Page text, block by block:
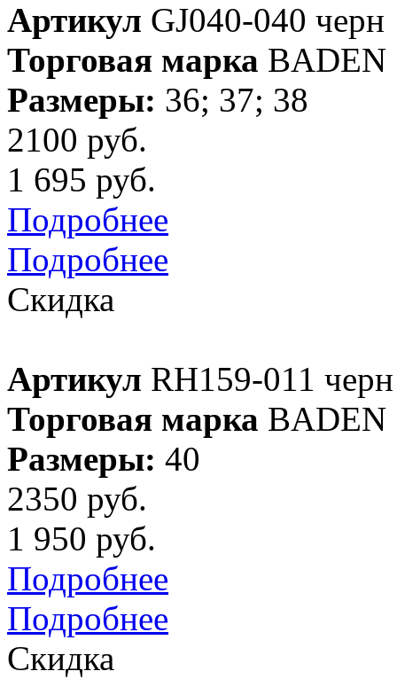
Артикул GJ040-040 черн
Торговая марка BADEN
Размеры: 36; 37; 38
2100 руб.
1 695 руб.
Подробнее
Подробнее
Скидка
Артикул RH159-011 черн
Торговая марка BADEN
Размеры: 40
2350 руб.
1 950 руб.
Подробнее
Подробнее
Скидка